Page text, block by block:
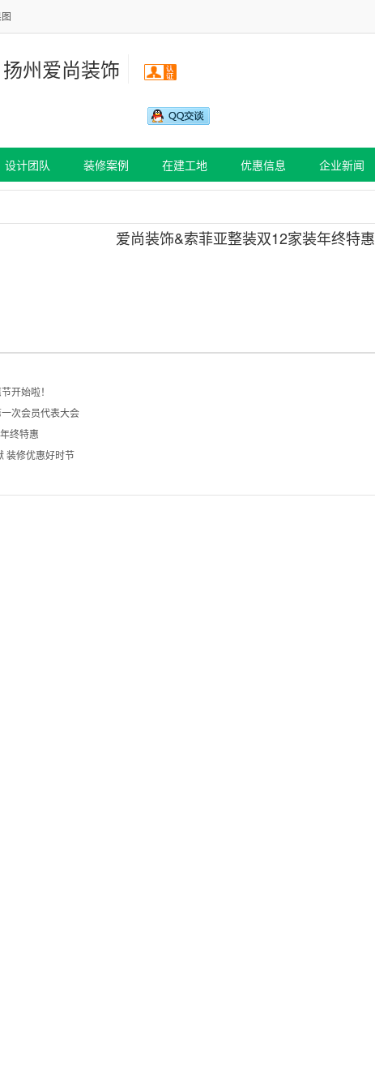
扬州爱尚装饰
设计团队 装修案例 在建工地 优惠信息 企业新闻
爱尚装饰&索菲亚整装双12家装年终特惠
开始啦！
次会员代表大会
终特惠
装修优惠好时节